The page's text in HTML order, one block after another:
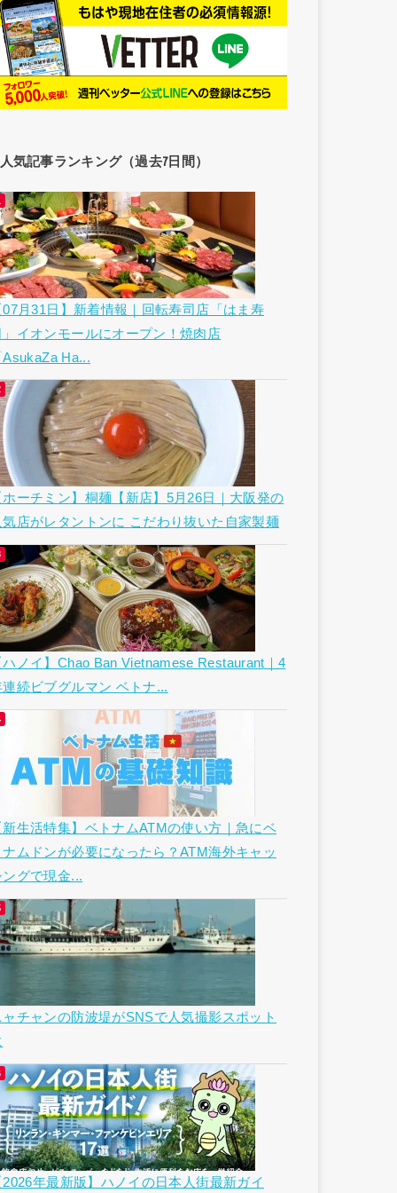
人気記事ランキング（過去7日間）
07月31日】新着情報｜回転寿司店「はま寿
」イオンモールにオープン！焼肉店
AsukaZa Ha...
ホーチミン】桐麺【新店】5月26日｜大阪発の
気店がレタントンに こだわり抜いた自家製麺
ハノイ】Chao Ban Vietnamese Restaurant｜4
連続ビブグルマン ベトナ...
新生活特集】ベトナムATMの使い方｜急にベ
ナムドンが必要になったら？ATM海外キャッ
ングで現金...
ャチャンの防波堤がSNSで人気撮影スポット
2026年最新版】ハノイの日本人街最新ガイ